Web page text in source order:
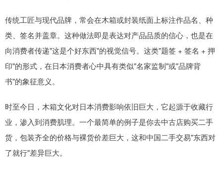
传统工匠与现代品牌，常会在木箱或封装纸面上标注作品名、种
类、签名并盖章。这种做法即是表达对产品品质的信心，也是在
向消费者传递"这是个好东西"的视觉信号。这类"题签 + 签名 + 押
印"的形式，在日本消费者心中具有类似"名家监制"或"品牌背
书"的象征意义。
时至今日，木箱文化对日本消费影响依旧巨大，它起源于收藏行
业，渗入到消费肌理。一个最简单的例子是你去中古店购买二手
货，包装齐全的价格与裸货价差巨大，这和中国二手交易"东西对
了就行"差异巨大。